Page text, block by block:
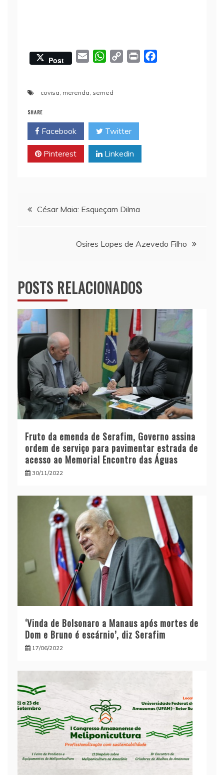
Post
i
W
t
A
p
p
i
n
k
covisa, merenda, semed
SHARE
Facebook Twitter
Pinterest Linkedin
Navegação
César Maia: Esqueçam Dilma
Osires Lopes de Azevedo Filho
POSTS RELACIONADOS
Fruto da emenda de Serafim, Governo assina
ordem de serviço para pavimentar estrada de
acesso ao Memorial Encontro das Águas
30/11/2022
‘Vinda de Bolsonaro a Manaus após mortes de
Dom e Bruno é escárnio’, diz Serafim
17/06/2022